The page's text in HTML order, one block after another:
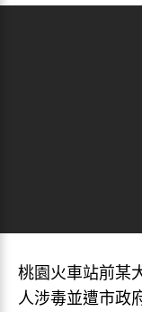
桃園火車站前某
人涉毒並遭市政